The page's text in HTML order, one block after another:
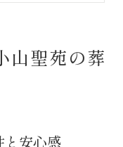
結する安心感
用の抑え方
の実例紹介
山聖苑の葬
と安心感